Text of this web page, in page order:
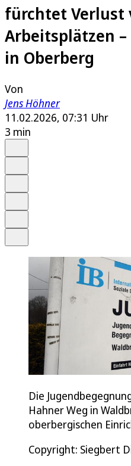
fürchtet Verlust
Arbeitsplätzen
in Oberberg
Von
Jens Höhner
11.02.2026, 07:31 Uhr
3 min
Die
Hahner Weg in
oberbergischen
Copyright: Siegbert